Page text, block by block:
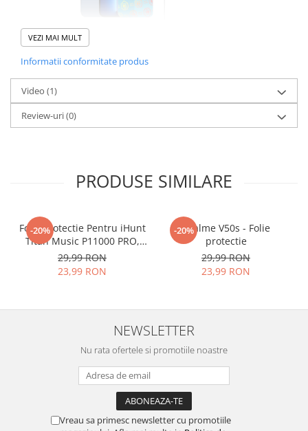
Foliile noastre sunt
aplicat chiar
tu.
producerea foliilor NUeste
sticla pe care o stim cu totii, ci
este Nano Glass
AcestagaranteazacaNU SE
SPARGEin mii de cioburi
ascutite si periculoase.
Nu numai ca este rezistenta la
zgarieturi si spargere, ci si
INTARESTEecranul!
Folia avand rezistenta 9H la
zgarieturi, asigura si un aspect
VEZI MAI MULT
Informatii conformitate produs
Video (1)
Review-uri(0)
PRODUSE SIMILARE
-20%
Folie Protectie Pentru iHunt
Titan Music P11000 PRO,
VDOO
29,99 RON
23,99 RON
-20%
Realme V50s - Folie
protectie
29,99 RON
23,99 RON
NEWSLETTER
Nu rata ofertele si promotiile noastre
Vreau sa primesc newsletter cu promotiile